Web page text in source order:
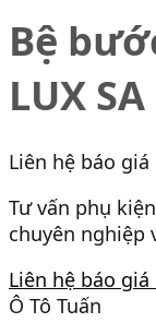
Bệ
LUX
Liên hệ báo giá
Tư vấn phụ
chuyên nghiệp
Liên hệ báo giá
Ô Tô Tuấn